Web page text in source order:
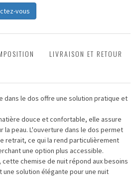
vous
LIVRAISON ET RETOUR
dans le dos offre une solution pratique et
douce et confortable, elle assure
la peau. L'ouverture dans le dos permet
retrait, ce qui la rend particulièrement
une option plus accessible.
chemise de nuit répond aux besoins
solution élégante pour une nuit